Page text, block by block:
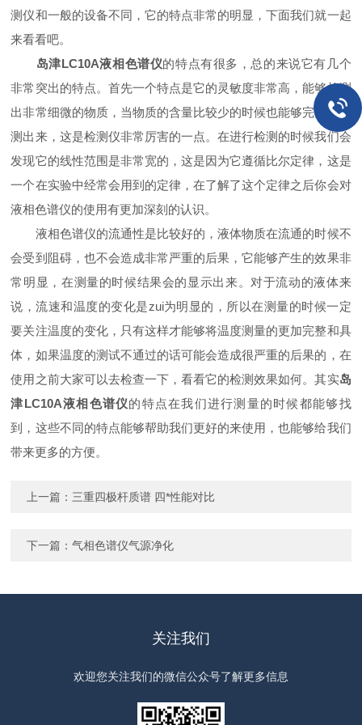
测仪和一般的设备不同，它的特点非常的明显，下面我们就一起
来看看吧。
岛津LC10A液相色谱仪的特点有很多，总的来说它有几个
非常突出的特点。首先一个特点是它的灵敏度非常高，能够检测
出非常细微的物质，当物质的含量比较少的时候也能够完整的检
测出来，这是检测仪非常厉害的一点。在进行检测的时候我们会
发现它的线性范围是非常宽的，这是因为它遵循比尔定律，这是
一个在实验中经常会用到的定律，在了解了这个定律之后你会对
液相色谱仪的使用有更加深刻的认识。
液相色谱仪的流通性是比较好的，液体物质在流通的时候不
会受到阻碍，也不会造成非常严重的后果，它能够产生的效果非
常明显，在测量的时候结果会的显示出来。对于流动的液体来
说，流速和温度的变化是zui为明显的，所以在测量的时候一定
要关注温度的变化，只有这样才能够将温度测量的更加完整和具
体，如果温度的测试不通过的话可能会造成很严重的后果的，在
使用之前大家可以去检查一下，看看它的检测效果如何。其实岛
津LC10A液相色谱仪的特点在我们进行测量的时候都能够找
到，这些不同的特点能够帮助我们更好的来使用，也能够给我们
带来更多的方便。
上一篇： 三重四极杆质谱 四*性能对比
下一篇：气相色谱仪气源净化
关注我们
欢迎您关注我们的微信公众号了解更多信息